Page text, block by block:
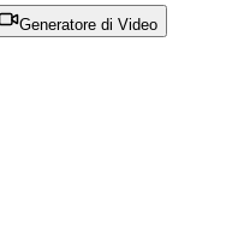
Generatore di Video